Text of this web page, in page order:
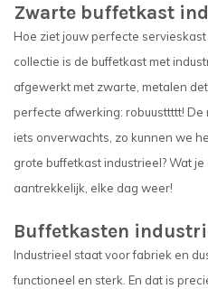
Zwarte buffetkast
Hoe ziet jouw perfecte
collectie is de buffetkast met
afgewerkt met zwarte, metalen
perfecte afwerking: robuusttttt!
iets onverwachts, zo kunnen we
grote buffetkast industrieel? Wat
aantrekkelijk, elke dag weer!
Buffetkasten
Industrieel staat voor fabriek en
functioneel en sterk. En dat is